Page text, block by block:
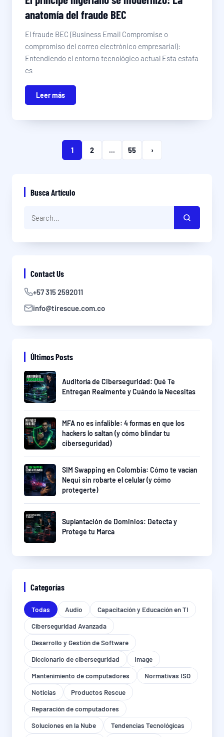
anatomía del fraude BEC
El fraude BEC (Business Email Compromise o
compromiso del correo electrónico empresarial):
Entendiendo el entorno tecnológico actual Esta estafa
es
Leer más
1 2 ... 55 ›
Busca Artículo
Contact Us
+57 315 2592011
info@tirescue.com.co
Últimos Posts
Auditoría de Ciberseguridad: Qué Te
Entregan Realmente y Cuándo la Necesitas
MFA no es infalible: 4 formas en que los
hackers lo saltan (y cómo blindar tu
ciberseguridad)
SIM Swapping en Colombia: Cómo te vacían
Nequi sin robarte el celular (y cómo
protegerte)
Suplantación de Dominios: Detecta y
Protege tu Marca
Categorías
Todas Audio
Capacitación y Educación en TI
Ciberseguridad Avanzada
Desarrollo y Gestión de Software
Diccionario de ciberseguridad
Image
Mantenimiento de computadores
Normativas ISO
Noticias
Productos Rescue
Reparación de computadores
Soluciones en la Nube
Tendencias Tecnológicas